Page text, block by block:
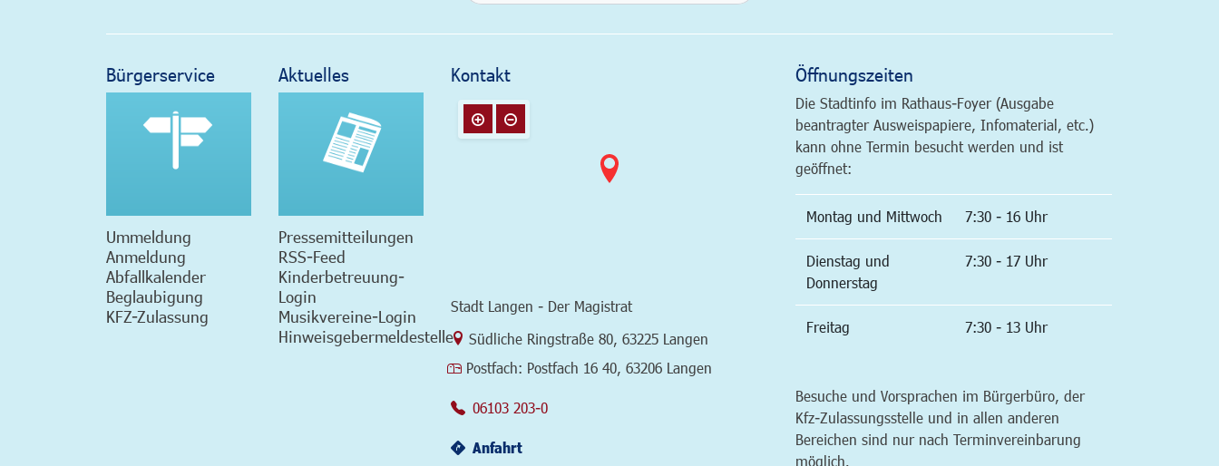
Bürgerservice
Ummeldung
Anmeldung
Abfallkalender
Beglaubigung
KFZ-Zulassung
Aktuelles
Pressemitteilungen
RSS-Feed
Kinderbetreuung-
Login
Musikvereine-Login
Hinweisgebermeldestelle
Kontakt
Stadt Langen - Der Magistrat
Link zur Google-Maps Navigation
Südliche Ringstraße 80 63225 Langen
Postfach: Postfach 16 40, 63206 Langen
06103 203-0
Anfahrt
Öffnungszeiten
Die Stadtinfo im Rathaus-Foyer (Ausgabe
beantragter Ausweispapiere, Infomaterial, etc.)
kann ohne Termin besucht werden und ist
geöffnet:
Montag und Mittwoch 7:30 - 16 Uhr
Dienstag und
Donnerstag
7:30 - 17 Uhr
Freitag 7:30 - 13 Uhr
Besuche und Vorsprachen im Bürgerbüro, der
Kfz-Zulassungsstelle und in allen anderen
Bereichen sind nur nach Terminvereinbarung
möglich.